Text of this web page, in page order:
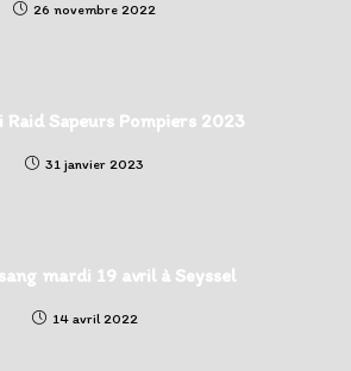
26 novembre 2022
Raid Sapeurs Pompiers 2023
31 janvier 2023
mardi 19 avril à Seyssel
14 avril 2022